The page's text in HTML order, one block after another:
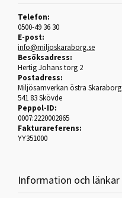
Telefon:
0500-49 36 30
E-post:
info@miljoskaraborg.se
Besöksadress:
Hertig Johans torg 2
Postadress:
Miljösamverkan östra Skaraborg
541 83 Skövde
Peppol-ID:
0007:2220002865
Fakturareferens:
YY351000
Information och länkar